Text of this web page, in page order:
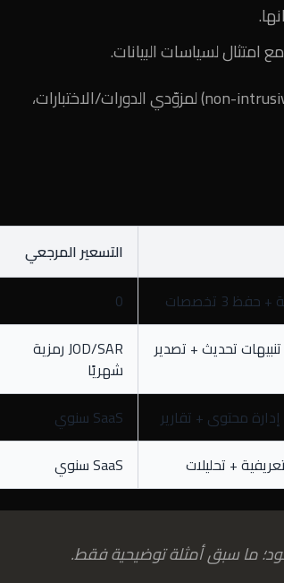
: إعلانات نوعية محدودة (non-intrusive) لمزوّدي الدورات/الاختبارات،
التسعير المرجعي
3 تخصصات
0
تحديث + تصدير
JOD/SAR رمزية
شهريًا
محتوى + تقارير
SaaS سنوي
+ تحليلات SaaS سنوي
ما سبق أمثلة توضيحية فقط.